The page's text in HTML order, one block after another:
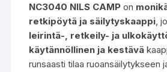
NC3040 NILS CAMP on
retkipöytä ja säilytyskaappi,
leirintä-, retkeily- ja
käytännöllinen ja kestävä
runsaasti tilaa ruoansäilytykseen